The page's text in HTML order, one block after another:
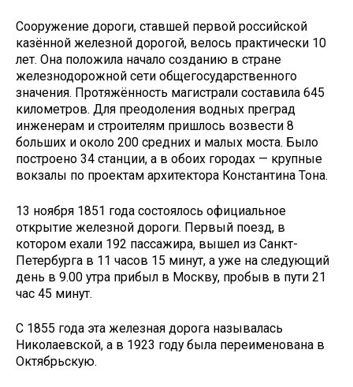
Сооружение дороги, ставшей первой российской
казённой железной дорогой, велось практически 10
лет. Она положила начало созданию в стране
железнодорожной сети общегосударственного
значения. Протяжённость магистрали составила 645
километров. Для преодоления водных преград
инженерам и строителям пришлось возвести 8
больших и около 200 средних и малых моста. Было
построено 34 станции, а в обоих городах — крупные
вокзалы по проектам архитектора Константина Тона.
13 ноября 1851 года состоялось официальное
открытие железной дороги. Первый поезд, в
котором ехали 192 пассажира, вышел из Санкт-
Петербурга в 11 часов 15 минут, а уже на следующий
день в 9.00 утра прибыл в Москву, пробыв в пути 21
час 45 минут.
С 1855 года эта железная дорога называлась
Николаевской, а в 1923 году была переименована в
Октябрьскую.